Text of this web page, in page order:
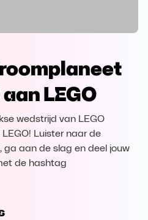
Download
Download
LEGO
wedstrijd van LEGO
Luister naar de
ga aan de slag en deel jouw
de hashtag